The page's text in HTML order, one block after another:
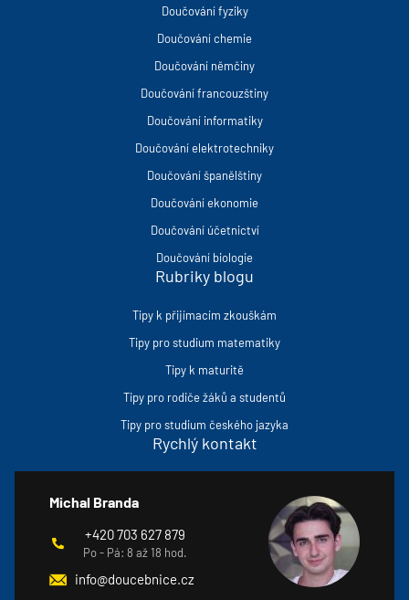
Doučování fyziky
Doučování chemie
Doučování němčiny
Doučování francouzštiny
Doučování informatiky
Doučování elektrotechniky
Doučování španělštiny
Doučování ekonomie
Doučování účetnictví
Doučování biologie
Rubriky blogu
Tipy k přijímacím zkouškám
Tipy pro studium matematiky
Tipy k maturitě
Tipy pro rodiče žáků a studentů
Tipy pro studium českého jazyka
Rychlý kontakt
Michal Branda
+420 703 627 879
Po - Pá: 8 až 18 hod.
info@doucebnice.cz